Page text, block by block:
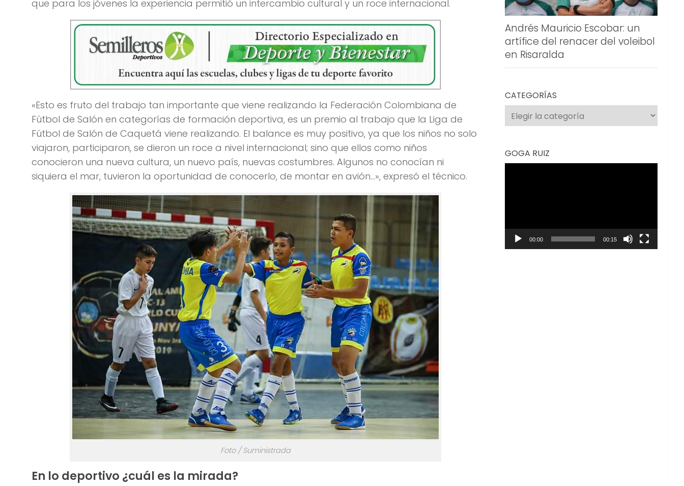
que para los jóvenes la experiencia permitió un intercambio cultural y un roce internacional.
«Esto es fruto del trabajo tan importante que viene realizando la Federación Colombiana de
Fútbol de Salón en categorías de formación deportiva, es un premio al trabajo que la Liga de
Fútbol de Salón de Caquetá viene realizando. El balance es muy positivo, ya que los niños no solo
viajaron, participaron, se dieron un roce a nivel internacional; sino que ellos como niños
conocieron una nueva cultura, un nuevo país, nuevas costumbres. Algunos no conocían ni
siquiera el mar, tuvieron la oportunidad de conocerlo, de montar en avión…», expresó el técnico.
Foto / Suministrada
En lo deportivo ¿cuál es la mirada?
Andrés Mauricio Escobar: un
artífice del renacer del voleibol
en Risaralda
CATEGORÍAS
Categorías
GOGA RUIZ
00:00 00:15